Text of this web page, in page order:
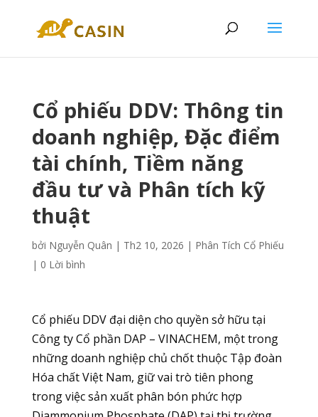
Cổ phiếu DDV: Thông tin
doanh nghiệp, Đặc điểm
tài chính, Tiềm năng
đầu tư và Phân tích kỹ
thuật
bởi Nguyễn Quân | Th2 10, 2026 | Phân Tích Cổ Phiếu
| 0 Lời bình
Cổ phiếu DDV đại diện cho quyền sở hữu tại
Công ty Cổ phần DAP – VINACHEM, một trong
những doanh nghiệp chủ chốt thuộc Tập đoàn
Hóa chất Việt Nam, giữ vai trò tiên phong
trong việc sản xuất phân bón phức hợp